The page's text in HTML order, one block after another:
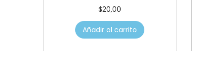
$20,00
Añadir al carrito